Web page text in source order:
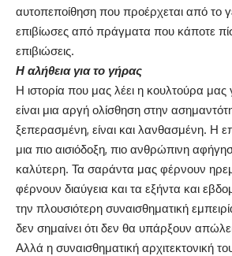
αυτοπεποίθηση που προέρχεται από το
επιβίωσες από πράγματα που κάποτε
επιβιώσεις.
Η αλήθεια για το γήρας
Η ιστορία που μας λέει η κουλτούρα μας
είναι μια αργή ολίσθηση στην
ξεπερασμένη, είναι και λανθασμένη. Η
μια πιο αισιόδοξη, πιο ανθρώπινη
καλύτερη. Τα σαράντα μας φέρνουν
φέρνουν διαύγεια και τα εξήντα και
την πλουσιότερη συναισθηματική
δεν σημαίνει ότι δεν θα υπάρξουν
Αλλά η συναισθηματική αρχιτεκτονική